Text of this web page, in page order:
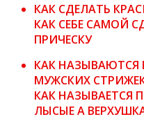
КАК СДЕЛАТЬ
КАК СЕБЕ САМОЙ
ПРИЧЕСКУ
КАК
МУЖСКИХ
КАК НАЗЫВАЕТСЯ
ЛЫСЫЕ А